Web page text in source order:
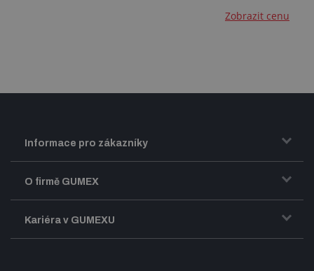
Zobrazit cenu
Informace pro zákazníky
Doprava a zasílání zboží
Obchodní podmínky
O firmě GUMEX
Představení firmy GUMEX
Kariéra v GUMEXU